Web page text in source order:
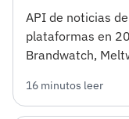
API de noticias
plataformas en
Brandwatch,
16 minutos leer